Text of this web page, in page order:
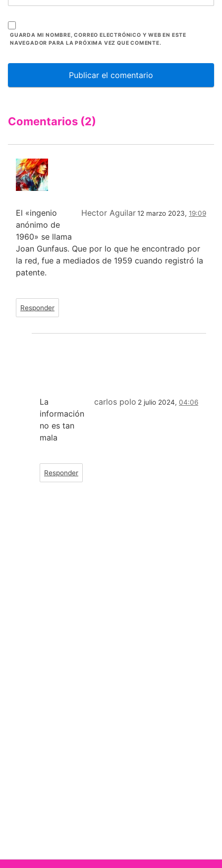
GUARDA MI NOMBRE, CORREO ELECTRÓNICO Y WEB EN ESTE
NAVEGADOR PARA LA PRÓXIMA VEZ QUE COMENTE.
Comentarios (2)
Hector Aguilar12 marzo 2023, 19:09
El «ingenio
anónimo de
1960» se llama
Joan Gunfaus. Que por lo que he encontrado por
la red, fue a mediados de 1959 cuando registró la
patente.
Responder
carlos polo 2 julio 2024, 04:06
La
información
no es tan
mala
Responder